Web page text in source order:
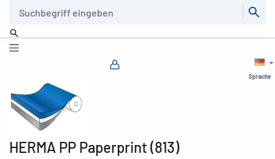
Sprache
HERMA PP Paperprint (813)